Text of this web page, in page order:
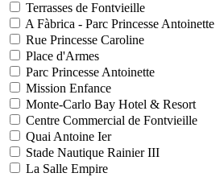
Terrasses de Fontvieille
A Fàbrica - Parc Princesse Antoinette
Rue Princesse Caroline
Place d'Armes
Parc Princesse Antoinette
Mission Enfance
Monte-Carlo Bay Hotel & Resort
Centre Commercial de Fontvieille
Quai Antoine Ier
Stade Nautique Rainier III
La Salle Empire